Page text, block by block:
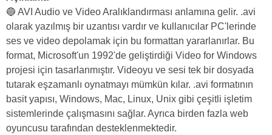
🔵 AVI Audio ve Video Aralıklandırması anlamına gelir. .avi
olarak yazılmış bir uzantısı vardır ve kullanıcılar PC'lerinde
ses ve video depolamak için bu formattan yararlanırlar. Bu
format, Microsoft'un 1992'de geliştirdiği Video for Windows
projesi için tasarlanmıştır. Videoyu ve sesi tek bir dosyada
tutarak eşzamanlı oynatmayı mümkün kılar. .avi formatının
basit yapısı, Windows, Mac, Linux, Unix gibi çeşitli işletim
sistemlerinde çalışmasını sağlar. Ayrıca birden fazla web
oyuncusu tarafından desteklenmektedir.